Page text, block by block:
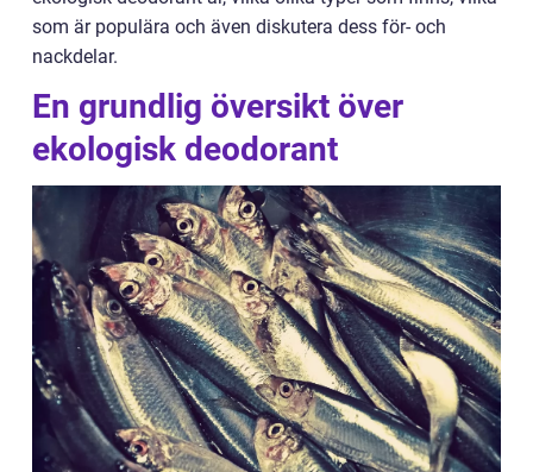
som är populära och även diskutera dess för- och
nackdelar.
En grundlig översikt över
ekologisk deodorant